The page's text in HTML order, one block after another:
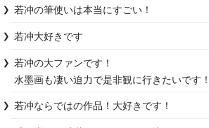
若冲の筆使いは本当にすごい！
若冲大好きです
若冲の大ファンです！
水墨画も凄い迫力で是非観に行きたいです！
若冲ならではの作品！大好きです！